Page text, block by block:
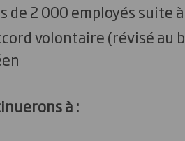
de 2 000 employés suite
volontaire (révisé au
à :